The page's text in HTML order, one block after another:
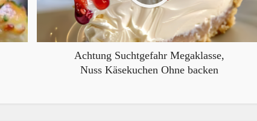
Achtung Suchtgefahr Megaklasse,
Nuss Käsekuchen Ohne backen